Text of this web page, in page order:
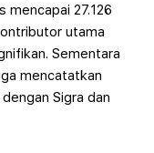
mencapai 27.126
utama
Sementara
mencatatkan
Sigra dan